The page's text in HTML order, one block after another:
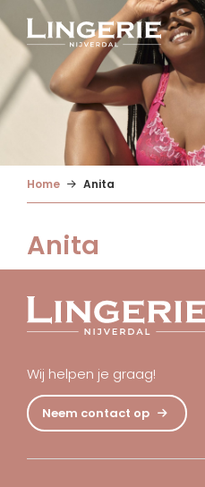
Home Anita
Anita
Wij helpen je graag!
Neem contact op